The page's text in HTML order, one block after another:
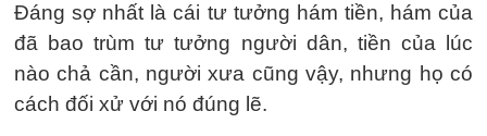
Đáng sợ nhất là cái tư tưởng hám tiền, hám của
đã bao trùm tư tưởng người dân, tiền của lúc
nào chả cần, người xưa cũng vậy, nhưng họ có
cách đối xử với nó đúng lẽ.